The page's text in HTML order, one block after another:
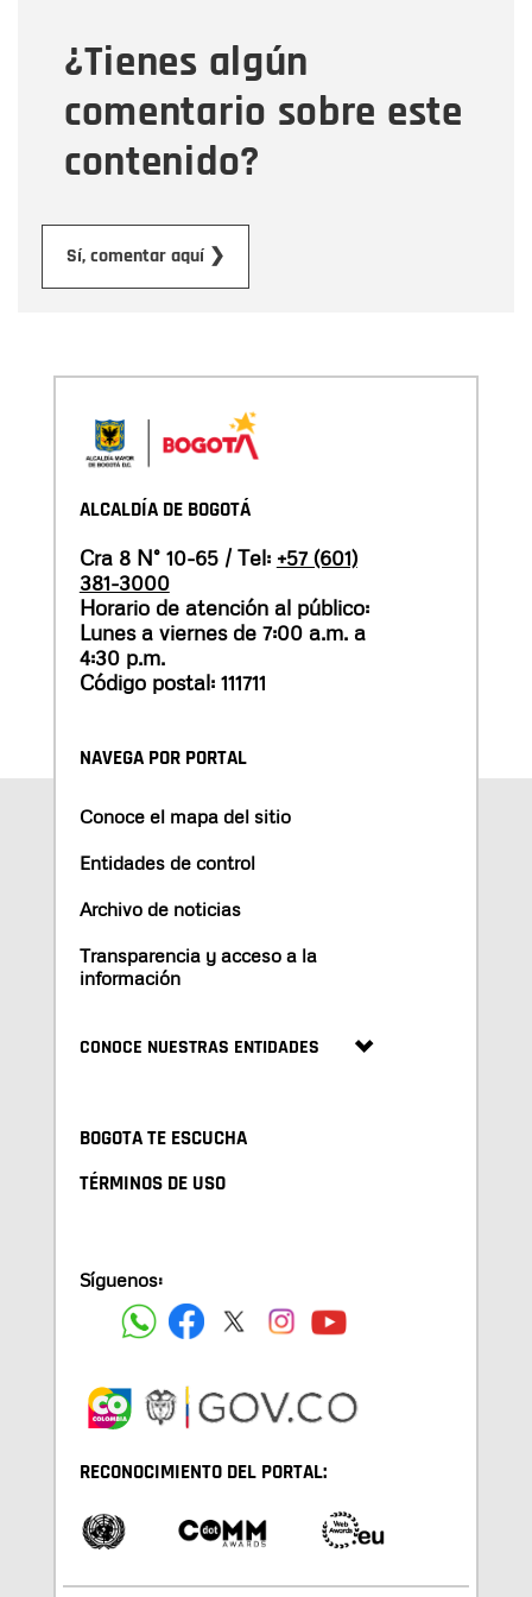
¿Tienes algún
comentario sobre este
contenido?
Sí, comentar aquí ❯
Mensaje
ALCALDÍA DE BOGOTÁ
Cra 8 N° 10-65 / Tel: +57 (601)
381-3000
Horario de atención al público:
Lunes a viernes de 7:00 a.m. a
4:30 p.m.
Código postal: 111711
NAVEGA POR PORTAL
Conoce el mapa del sitio
Entidades de control
Archivo de noticias
Transparencia y acceso a la
información
CONOCE NUESTRAS ENTIDADES
BOGOTA TE ESCUCHA
TÉRMINOS DE USO
Síguenos:
RECONOCIMIENTO DEL PORTAL: